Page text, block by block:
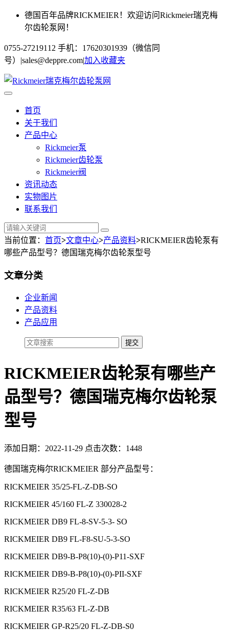
德国百年品牌RICKMEIER！欢迎访问Rickmeier瑞克梅
尔齿轮泵网！
0755-27219112 手机：17620301939（微信同
号） |sales@deppre.com|加入收藏夹
首页
关于我们
产品中心
Rickmeier泵
Rickmeier齿轮泵
Rickmeier阀
资讯动态
实物图片
联系我们
当前位置： 首页>文章中心>产品资料>RICKMEIER齿轮泵有
哪些产品型号？德国瑞克梅尔齿轮泵型号
文章分类
企业新闻
产品资料
产品应用
RICKMEIER齿轮泵有哪些产
品型号？德国瑞克梅尔齿轮泵
型号
添加日期：2022-11-29 点击次数：1448
德国瑞克梅尔RICKMEIER 部分产品型号：
RICKMEIER 35/25-FL-Z-DB-SO
RICKMEIER 45/160 FL-Z 330028-2
RICKMEIER DB9 FL-8-SV-5-3- SO
RICKMEIER DB9 FL-F8-SU-5-3-SO
RICKMEIER DB9-B-P8(10)-(0)-P11-SXF
RICKMEIER DB9-B-P8(10)-(0)-PII-SXF
RICKMEIER R25/20 FL-Z-DB
RICKMEIER R35/63 FL-Z-DB
RICKMEIER GP-R25/20 FL-Z-DB-S0